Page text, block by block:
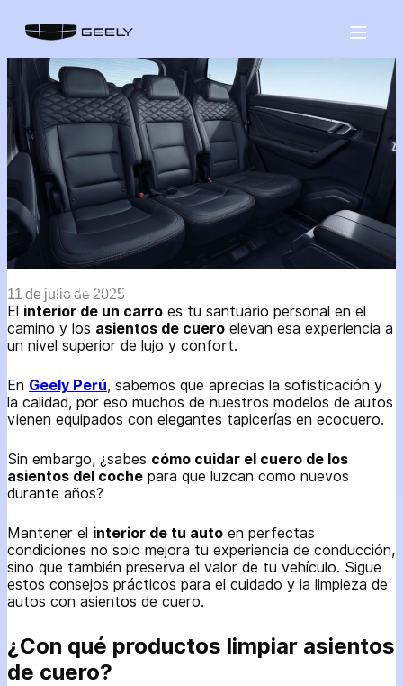
¿CÓMO CUIDAR LOS ASIENTOS DE CUERO
DEL AUTO?
11 de julio de 2025
El interior de un carro es tu santuario personal en el
camino y los asientos de cuero elevan esa experiencia a
un nivel superior de lujo y confort.
En Geely Perú, sabemos que aprecias la sofisticación y
la calidad, por eso muchos de nuestros modelos de autos
vienen equipados con elegantes tapicerías en ecocuero.
Sin embargo, ¿sabes cómo cuidar el cuero de los
asientos del coche para que luzcan como nuevos
durante años?
Mantener el interior de tu auto en perfectas
condiciones no solo mejora tu experiencia de conducción,
sino que también preserva el valor de tu vehículo. Sigue
estos consejos prácticos para el cuidado y la limpieza de
autos con asientos de cuero.
¿Con qué productos limpiar asientos
de cuero?